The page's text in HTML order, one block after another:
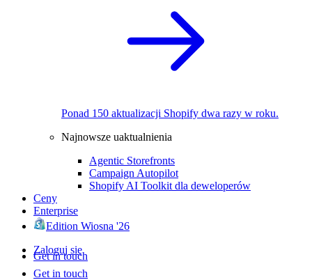
Ponad 150 aktualizacji Shopify dwa razy w roku.
Najnowsze uaktualnienia
Agentic Storefronts
Campaign Autopilot
Shopify AI Toolkit dla deweloperów
Ceny
Enterprise
Edition Wiosna '26
Zaloguj się
Get in touch
Get in touch